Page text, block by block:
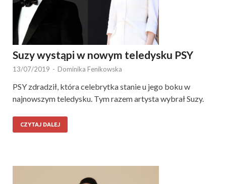
Suzy wystąpi w nowym teledysku PSY
13/07/2019 - Dominika Fenikowska
PSY zdradził, która celebrytka stanie u jego boku w
najnowszym teledysku. Tym razem artysta wybrał Suzy.
CZYTAJ DALEJ